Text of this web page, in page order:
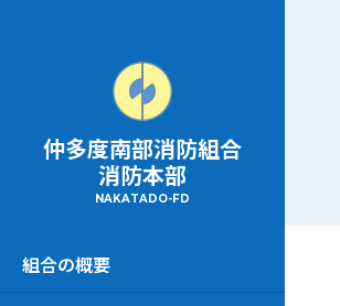
仲多度南部消防組合
消防本部
NAKATADO-FD
組合の概要